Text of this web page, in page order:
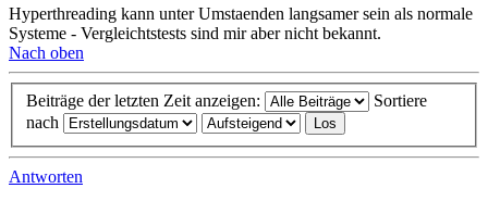
Hyperthreading kann unter Umstaenden langsamer sein als normale
Systeme - Vergleichtstests sind mir aber nicht bekannt.
Nach oben
Beiträge der letzten Zeit anzeigen:
Sortiere
nach
Antworten